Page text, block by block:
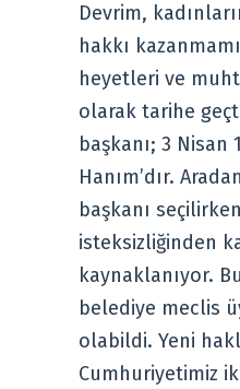
Devrim,
hakkı
heyetleri ve
olarak tarihe
başkanı; 3 Nisan
Hanım’dır.
başkanı
isteksizliğinden
kaynaklanıyor.
belediye meclis
olabildi. Yeni
Cumhuriyetimiz